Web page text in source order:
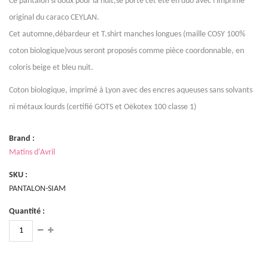
original du caraco CEYLAN.
Cet automne,débardeur et T.shirt manches longues (maille COSY 100%
coton biologique)vous seront proposés comme pièce coordonnable, en
coloris beige et bleu nuit.
Coton biologique, imprimé à Lyon avec des encres aqueuses sans solvants
ni métaux lourds (certifié GOTS et Oëkotex 100 classe 1)
Brand :
Matins d'Avril
SKU :
PANTALON-SIAM
Quantité :